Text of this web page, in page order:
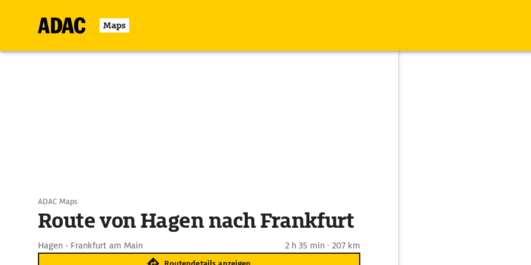
Maps
ADAC Maps
Route von Hagen nach Frankfurt
Hagen - Frankfurt am Main 2 h 35 min · 207 km